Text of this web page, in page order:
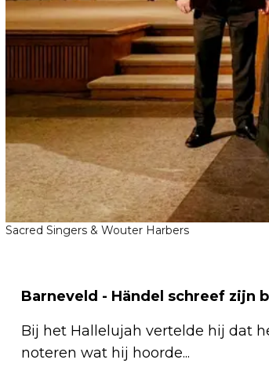
Sacred Singers & Wouter Harbers
Barneveld - Händel schreef zijn
Bij het Hallelujah vertelde hij dat
noteren wat hij hoorde...